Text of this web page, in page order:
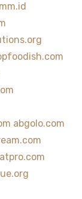
abgolo.com